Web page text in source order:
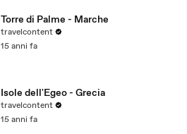
Torre di Palme - Marche
travelcontent
15 anni fa
Isole dell'Egeo - Grecia
travelcontent
15 anni fa